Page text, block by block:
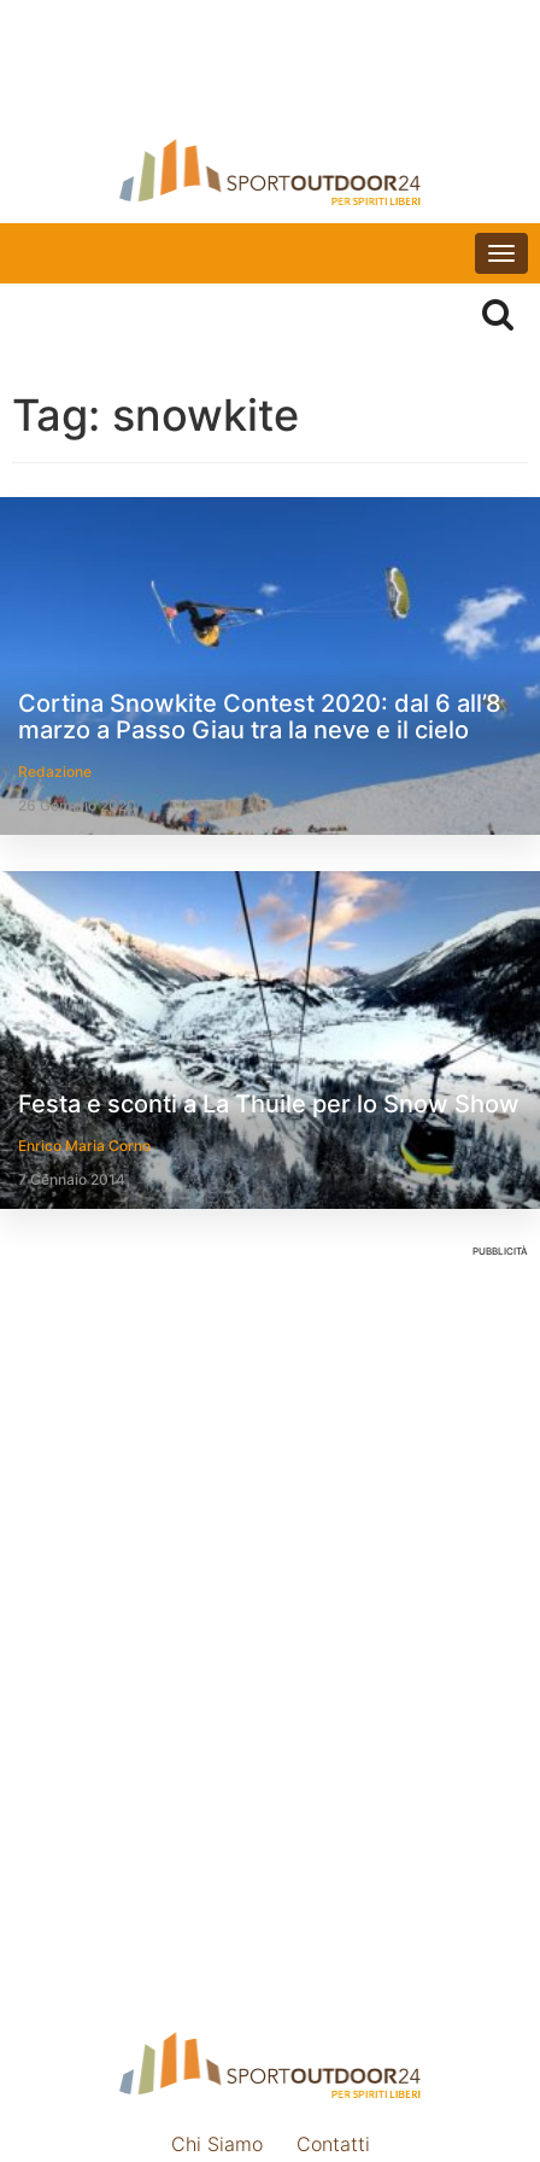
Tag: snowkite
Cortina Snowkite Contest 2020: dal 6 all’8
marzo a Passo Giau tra la neve e il cielo
Redazione
26 Gennaio 2020
Festa e sconti a La Thuile per lo Snow Show
Enrico Maria Corno
7 Gennaio 2014
PUBBLICITÀ
Chi Siamo Contatti